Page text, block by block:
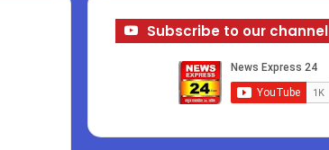
Subscribe to our channel